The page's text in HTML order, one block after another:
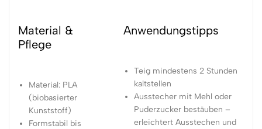
Material &
Pflege
Material: PLA
(biobasierter
Kunststoff)
Formstabil bis
Anwendungstipps
Teig mindestens 2 Stunden
kaltstellen
Ausstecher mit Mehl oder
Puderzucker bestäuben –
erleichtert Ausstechen und